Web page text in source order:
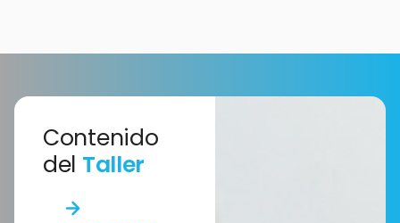
Contenido
del Taller